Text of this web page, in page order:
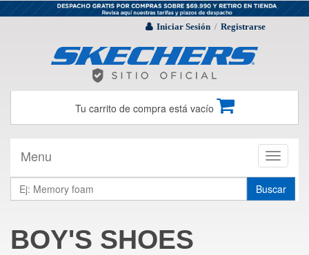
Iniciar Sesión / Registrarse
Tu carrito de compra está vacío
Toggle
Menu
Buscar
BOY'S SHOES